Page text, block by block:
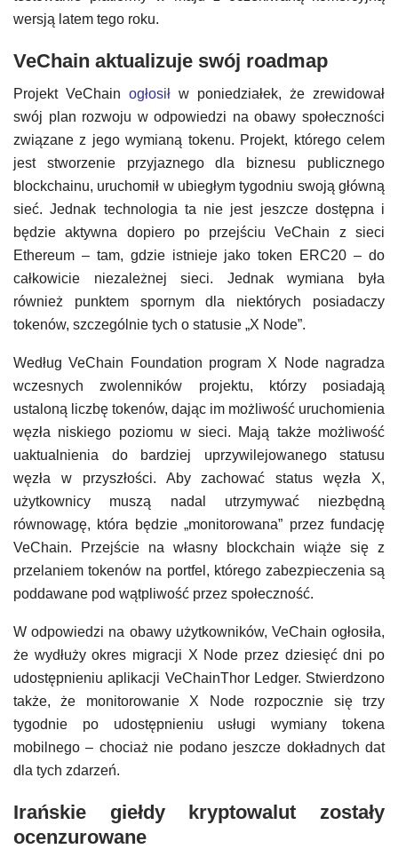
wersją latem tego roku.
VeChain aktualizuje swój roadmap
Projekt VeChain ogłosił w poniedziałek, że zrewidował
swój plan rozwoju w odpowiedzi na obawy społeczności
związane z jego wymianą tokenu. Projekt, którego celem
jest stworzenie przyjaznego dla biznesu publicznego
blockchainu, uruchomił w ubiegłym tygodniu swoją główną
sieć. Jednak technologia ta nie jest jeszcze dostępna i
będzie aktywna dopiero po przejściu VeChain z sieci
Ethereum – tam, gdzie istnieje jako token ERC20 – do
całkowicie niezależnej sieci. Jednak wymiana była
również punktem spornym dla niektórych posiadaczy
tokenów, szczególnie tych o statusie „X Node”.
Według VeChain Foundation program X Node nagradza
wczesnych zwolenników projektu, którzy posiadają
ustaloną liczbę tokenów, dając im możliwość uruchomienia
węzła niskiego poziomu w sieci. Mają także możliwość
uaktualnienia do bardziej uprzywilejowanego statusu
węzła w przyszłości. Aby zachować status węzła X,
użytkownicy muszą nadal utrzymywać niezbędną
równowagę, która będzie „monitorowana” przez fundację
VeChain. Przejście na własny blockchain wiąże się z
przelaniem tokenów na portfel, którego zabezpieczenia są
poddawane pod wątpliwość przez społeczność.
W odpowiedzi na obawy użytkowników, VeChain ogłosiła,
że wydłuży okres migracji X Node przez dziesięć dni po
udostępnieniu aplikacji VeChainThor Ledger. Stwierdzono
także, że monitorowanie X Node rozpocznie się trzy
tygodnie po udostępnieniu usługi wymiany tokena
mobilnego – chociaż nie podano jeszcze dokładnych dat
dla tych zdarzeń.
Irańskie giełdy kryptowalut zostały
ocenzurowane